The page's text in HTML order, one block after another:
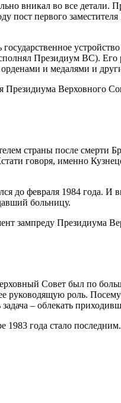
вникал во все
первого
Президиум ВС). Его
и медалями и
Верховного
страны после смерти
говоря, именно
до февраля 1984 года. И
больницу.
зампреду Президиума
Совет был по
руководящую роль.
– облекать
1983 года стало